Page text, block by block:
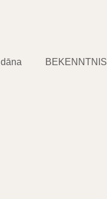
dāna BEKENNTNIS